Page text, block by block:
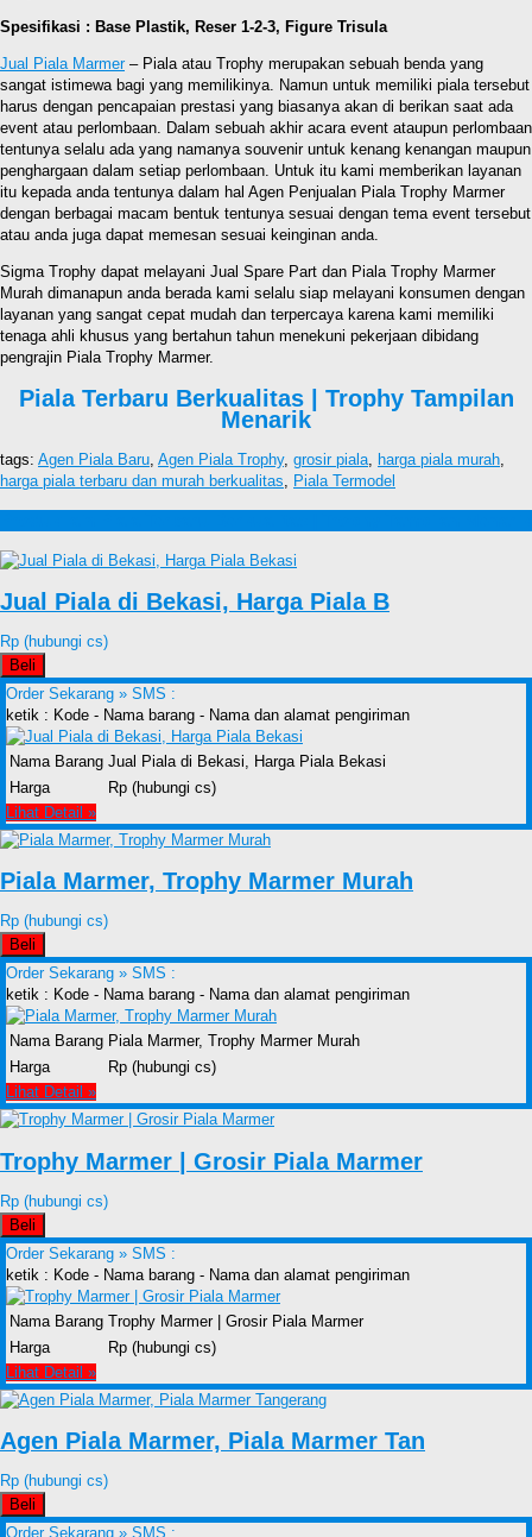
Spesifikasi : Base Plastik, Reser 1-2-3, Figure Trisula
Jual Piala Marmer– Piala atau Trophy merupakan sebuah benda yang
sangat istimewa bagi yang memilikinya. Namun untuk memiliki piala tersebut
harus dengan pencapaian prestasi yang biasanya akan di berikan saat ada
event atau perlombaan. Dalam sebuah akhir acara event ataupun perlombaan
tentunya selalu ada yang namanya souvenir untuk kenang kenangan maupun
penghargaan dalam setiap perlombaan. Untuk itu kami memberikan layanan
itu kepada anda tentunya dalam hal Agen Penjualan Piala Trophy Marmer
dengan berbagai macam bentuk tentunya sesuai dengan tema event tersebut
atau anda juga dapat memesan sesuai keinginan anda.
Sigma Trophy dapat melayani Jual Spare Part dan Piala Trophy Marmer
Murah dimanapun anda berada kami selalu siap melayani konsumen dengan
layanan yang sangat cepat mudah dan terpercaya karena kami memiliki
tenaga ahli khusus yang bertahun tahun menekuni pekerjaan dibidang
pengrajin Piala Trophy Marmer.
Piala Terbaru Berkualitas | Trophy Tampilan
Menarik
tags: Agen Piala Baru, Agen Piala Trophy, grosir piala, harga piala murah,
harga piala terbaru dan murah berkualitas, Piala Termodel
Jual Piala di Bekasi, Harga Piala B
Rp (hubungi cs)
Beli
Order Sekarang » SMS :
ketik : Kode - Nama barang - Nama dan alamat pengiriman
Nama Barang Jual Piala di Bekasi, Harga Piala Bekasi
Harga
Rp (hubungi cs)
Lihat Detail »
Piala Marmer, Trophy Marmer Murah
Rp (hubungi cs)
Beli
Order Sekarang » SMS :
ketik : Kode - Nama barang - Nama dan alamat pengiriman
Nama Barang Piala Marmer, Trophy Marmer Murah
Harga
Rp (hubungi cs)
Lihat Detail »
Trophy Marmer | Grosir Piala Marmer
Rp (hubungi cs)
Beli
Order Sekarang » SMS :
ketik : Kode - Nama barang - Nama dan alamat pengiriman
Nama Barang Trophy Marmer | Grosir Piala Marmer
Harga
Rp (hubungi cs)
Lihat Detail »
Agen Piala Marmer, Piala Marmer Tan
Rp (hubungi cs)
Beli
Order Sekarang » SMS :